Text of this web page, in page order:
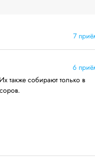
7
6
также собирают только в